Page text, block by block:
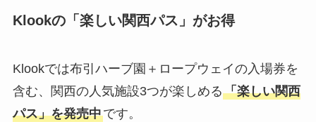
Klookの「楽しい関西パス」がお得
Klookでは布引ハーブ園＋ロープウェイの入場券を
含む、関西の人気施設3つが楽しめる「楽しい関西
パス」を発売中です。